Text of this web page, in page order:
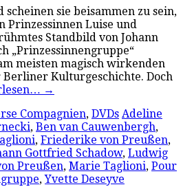
sie beisammen zu sein,
Prinzessinnen Luise und
Standbild von Johann
„Prinzessinnengruppe“
meisten magisch wirkenden
Kulturgeschichte. Doch
→
Compagnien, DVDs Adeline
, Ben van Cauwenbergh,
, Friederike von Preußen,
Gottfried Schadow, Ludwig
Preußen, Marie Taglioni, Pour
,Yvette Deseyve